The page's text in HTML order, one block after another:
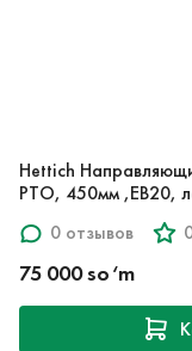
Hettich
PTO, 450мм ,EB20,
0 отзывов
75 000 so‘m